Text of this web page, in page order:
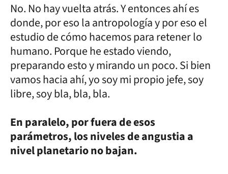
No. No hay vuelta atrás. Y entonces ahí es
donde, por eso la antropología y por eso el
estudio de cómo hacemos para retener lo
humano. Porque he estado viendo,
preparando esto y mirando un poco. Si bien
vamos hacia ahí, yo soy mi propio jefe, soy
libre, soy bla, bla, bla.
En paralelo, por fuera de esos
parámetros, los niveles de angustia a
nivel planetario no bajan.